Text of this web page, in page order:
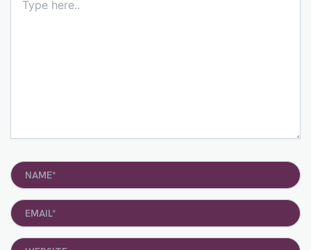
here..
Name*
Email*
Website